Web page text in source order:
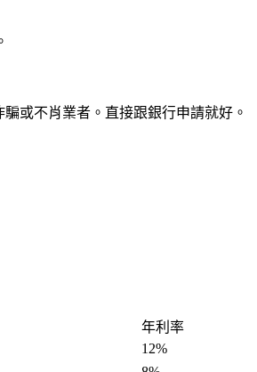
或不肖業者。直接跟銀行申請就好。
年利率
12%